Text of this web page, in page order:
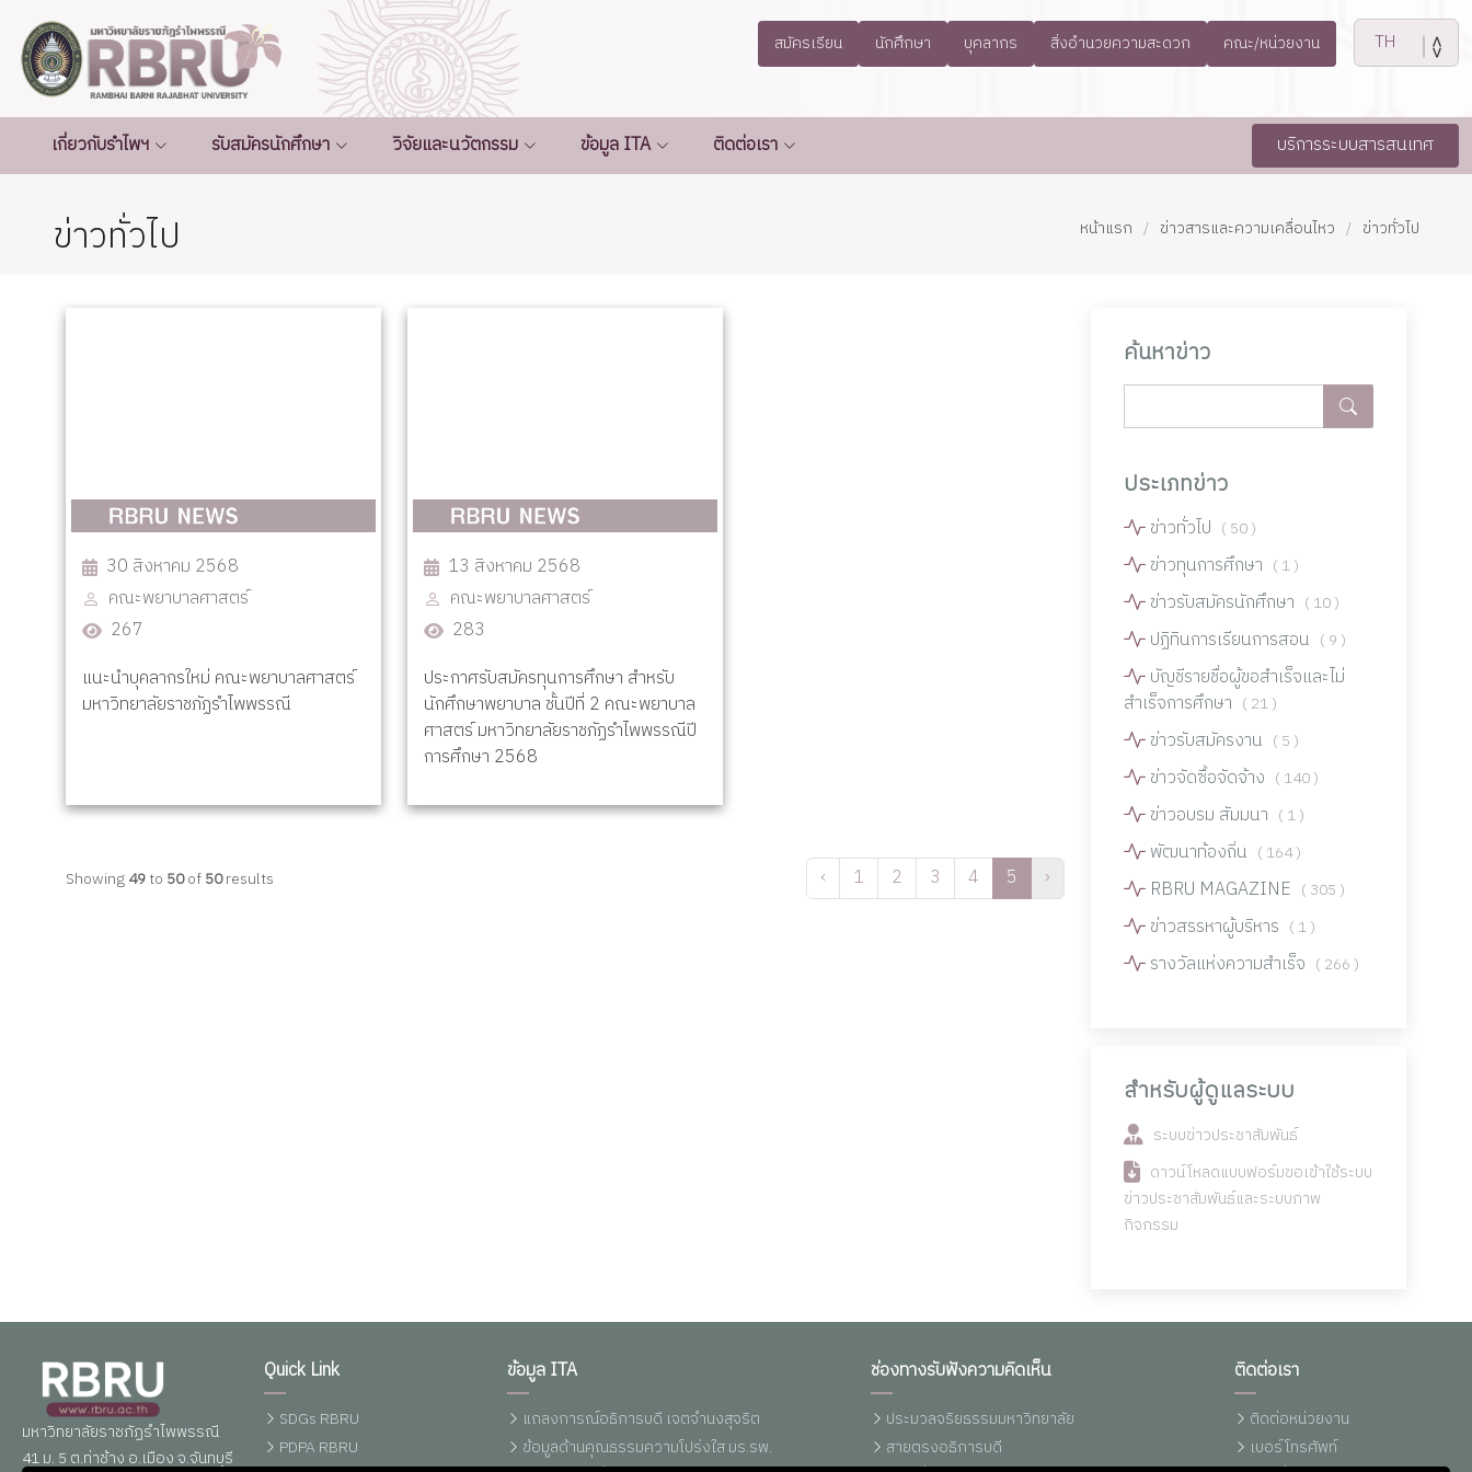
สมัครเรียน นักศึกษา บุคลากร สิ่งอำนวยความสะดวก คณะ/หน่วยงาน
เกี่ยวกับรำไพฯ รับสมัครนักศึกษา วิจัยและนวัตกรรม ข้อมูล ITA ติดต่อเรา บริการระบบสารสนเทศ
ข่าวทั่วไป หน้าแรก ข่าวสารและความเคลื่อนไหว ข่าวทั่วไป
30 สิงหาคม 2568
คณะพยาบาลศาสตร์
267
แนะนำบุคลากรใหม่ คณะพยาบาลศาสตร์
มหาวิทยาลัยราชภัฏรำไพพรรณี
13 สิงหาคม 2568
คณะพยาบาลศาสตร์
283
ประกาศรับสมัครทุนการศึกษา สำหรับ
นักศึกษาพยาบาล ชั้นปีที่ 2 คณะพยาบาล
ศาสตร์ มหาวิทยาลัยราชภัฏรำไพพรรณีปี
การศึกษา 2568
Showing49to 50of50results ‹ 1 2 3 4 5 ›
ค้นหาข่าว
ประเภทข่าว
ข่าวทั่วไป ( 50 )
ข่าวทุนการศึกษา ( 1 )
ข่าวรับสมัครนักศึกษา ( 10 )
ปฏิทินการเรียนการสอน ( 9 )
บัญชีรายชื่อผู้ขอสำเร็จและไม่
สำเร็จการศึกษา ( 21 )
ข่าวรับสมัครงาน ( 5 )
ข่าวจัดซื้อจัดจ้าง ( 140 )
ข่าวอบรม สัมมนา ( 1 )
พัฒนาท้องถิ่น ( 164 )
RBRU MAGAZINE ( 305 )
ข่าวสรรหาผู้บริหาร ( 1 )
รางวัลแห่งความสำเร็จ ( 266 )
สำหรับผู้ดูแลระบบ
ระบบข่าวประชาสัมพันธ์
ดาวน์โหลดแบบฟอร์มขอเข้าใช้ระบบ
ข่าวประชาสัมพันธ์และระบบภาพ
กิจกรรม
มหาวิทยาลัยราชภัฏรำไพพรรณี
41 ม. 5 ต.ท่าช้าง อ.เมือง จ.จันทบุรี
Quick Link
SDGs RBRU
PDPA RBRU
ข้อมูล ITA
แถลงการณ์อธิการบดี เจตจำนงสุจริต
ข้อมูลด้านคุณธรรมความโปร่งใส มร.รพ.
ช่องทางรับฟังความคิดเห็น
ประมวลจริยธรรมมหาวิทยาลัย
สายตรงอธิการบดี
ติดต่อเรา
ติดต่อหน่วยงาน
เบอร์โทรศัพท์